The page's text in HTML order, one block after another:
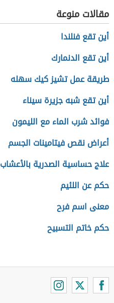
مقالات منوعة
أين تقع فنلندا
أين تقع الدنمارك
طريقة عمل تشيز كيك سهله
أين تقع شبه جزيرة سيناء
فوائد شرب الماء مع الليمون
أعراض نقص فيتامينات الجسم
علاج حساسية الصدرية بالأعشاب
حكم عن اللئيم
معنى اسم فرح
حكم خاتم التسبيح